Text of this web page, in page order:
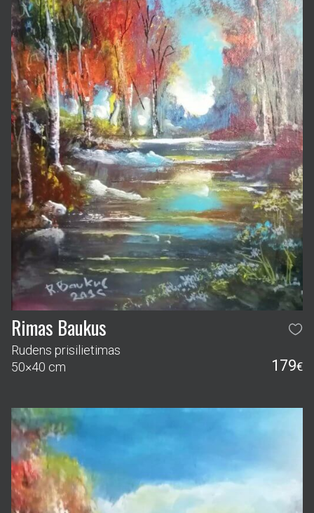
Rimas Baukus
Rudens prisilietimas
50×40 cm
179€